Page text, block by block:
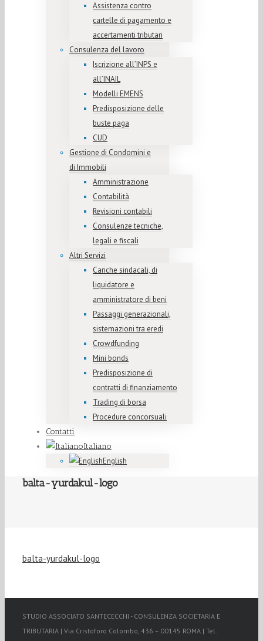
Assistenza contro
cartelle di pagamento e
accertamenti tributari
Consulenza del lavoro
Iscrizione all’INPS e
all’INAIL
Modelli EMENS
Predisposizione delle
buste paga
CUD
Gestione di Condomini e
di Immobili
Amministrazione
Contabilità
Revisioni contabili
Consulenze tecniche,
legali e fiscali
Altri Servizi
Cariche sindacali, di
liquidatore e
amministratore di beni
Passaggi generazionali,
sistemazioni tra eredi
Crowdfunding
Mini bonds
Predisposizione di
contratti di finanziamento
Trading di borsa
Procedure concorsuali
Contatti
Italiano
English
balta-yurdakul-logo
balta-yurdakul-logo
STUDIO ASSOCIATO SANTECECCHI - CONSULENZA SOCIETARIA E
TRIBUTARIA | Via Cristoforo Colombo, 436 – 00145 ROMA | Tel.